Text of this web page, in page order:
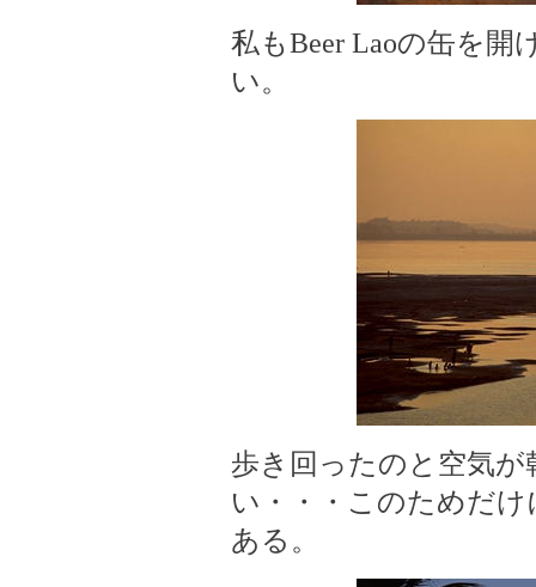
私もBeer Laoの缶を開
い。
歩き回ったのと空気
い・・・このためだ
ある。